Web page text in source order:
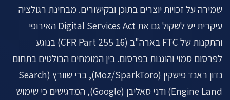
שמירה על זכויות יוצרים בתוכן ובקישורים. מבחינת רגולציה
עיקרית יש לשקול גם את Digital Services Act האירופי
והתקנות של FTC בארה"ב (16 CFR Part 255) בנוגע
לפרסום סמוי והוגנות בפרסום. בין המומחים הבולטים בתחום
נדון ראנד פישקין (Moz/SparkToro), ברי שוורץ (Search
Engine Land) ודני סאליבן (Google), המדגישים כי שימוש